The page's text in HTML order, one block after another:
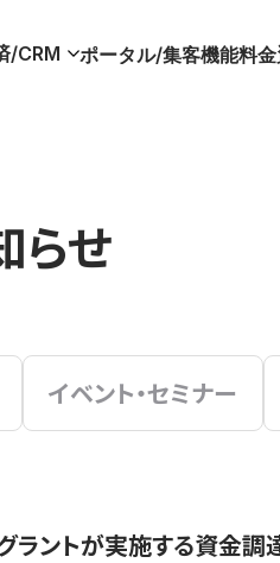
/CRM ポータル/集客機能料金
らせ
イベント・セミナー
ラントが実施する資金調